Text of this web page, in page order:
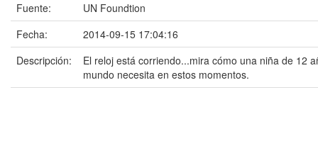
Fuente:
UN Foundtion
Fecha:
2014-09-15 17:04:16
Descripción:
El reloj está corriendo...mira cómo una niña de 12
mundo necesita en estos momentos.